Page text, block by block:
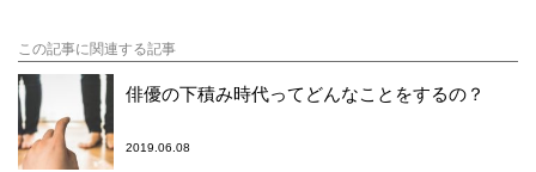
この記事に関連する記事
俳優の下積み時代ってどんなことをするの？
2019.06.08